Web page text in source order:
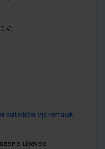
€
katolički vjeronauk
Lipovac